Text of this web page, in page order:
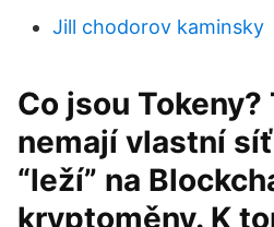
Jill chodorov kaminsky
Co jsou Tokeny?
nemají vlastní
“leží” na
kryptoměny. K